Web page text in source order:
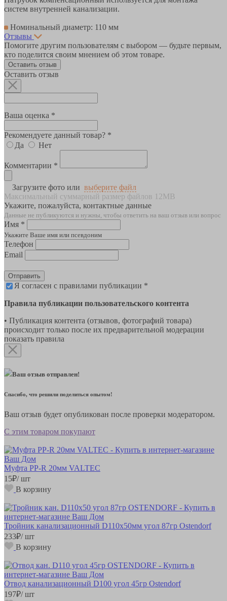
систем внутренней канализации.
Номинальный диаметр: 110 мм
Отзывы
Помогите другим пользователям с выбором — будьте первым,
кто поделится своим мнением об этом товаре.
Оставить отзыв
Оставить отзыв
Ваша оценка *
Рекомендуете данный товар? *
Да
Нет
Комментарии *
Загрузите фото или выберите файл
Максимальный суммарный размер файлов 12MB
Укажите, пожалуйста, контактные данные
Данные не публикуются и нужны, чтобы ответить на ваш отзыв или вопрос
Имя *
Укажите Ваше имя или псевдоним
Телефон
Email
Отправить
Я согласен с правилами публикации *
Правила публикации пользовательского контента
• Публикация контента (отзывов, фотографий товара)
происходит только после их предварительной модерации
показать правила
Ваш отзыв отправлен!
Спасибо, что решили поделиться опытом!
Ваш отзыв будет опубликован после проверки модератором.
С этим товаром покупают
Муфта РР-R 20мм VALTEC
15₽/ шт
В корзину
Тройник канализационный D110х50мм угол 87гр Ostendorf
233₽/ шт
В корзину
Отвод канализационный D100 угол 45гр Ostendorf
197₽/ шт